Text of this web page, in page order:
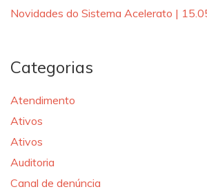
Novidades do Sistema Acelerato |
Categorias
Atendimento
Ativos
Ativos
Auditoria
Canal de denúncia